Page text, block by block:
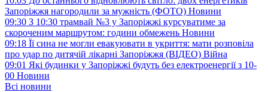
Запоріжжя нагородили за мужність (ФОТО) Новини
09:30 З 10:30 трамвай №3 у Запоріжжі курсуватиме за
скороченим маршрутом: години обмежень Новини
09:18 Її сина не могли евакуювати в укриття: мати розповіла
про удар по дитячій лікарні Запоріжжя (ВІДЕО) Війна
09:01 Які будинки у Запоріжжі будуть без електроенергії з 10-
00 Новини
Всі новини